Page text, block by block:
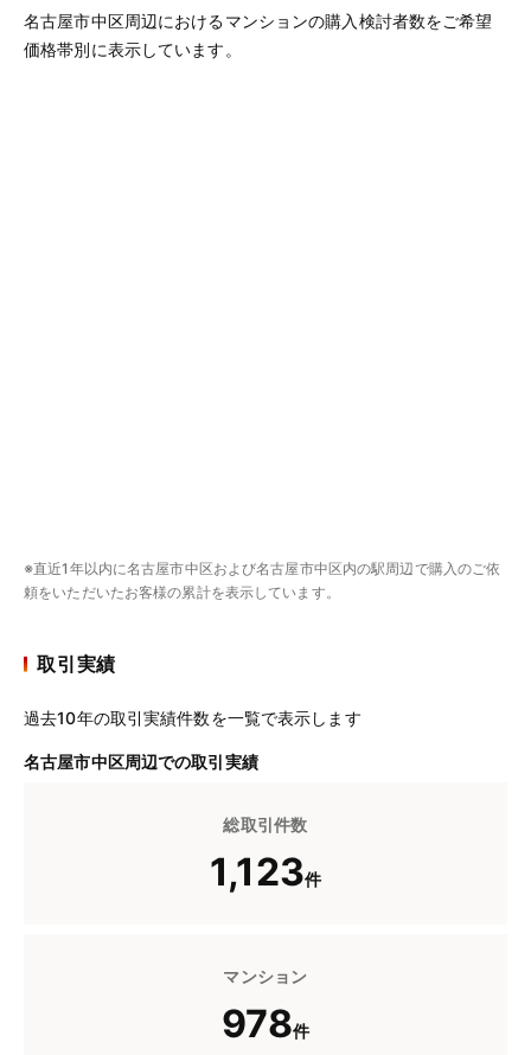
名古屋市中区周辺におけるマンションの購入検討者数をご希望
価格帯別に表示しています。
※直近1年以内に名古屋市中区および名古屋市中区内の駅周辺で購入のご依
頼をいただいたお客様の累計を表示しています。
取引実績
過去10年の取引実績件数を一覧で表示します
名古屋市中区周辺での取引実績
総取引件数
1,123件
マンション
978件